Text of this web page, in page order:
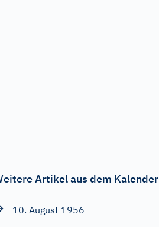
Artikel aus dem Kalender
10. August 1956